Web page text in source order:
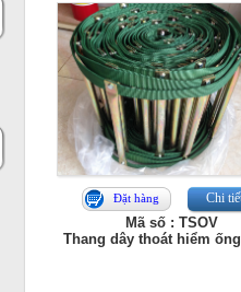
Đặt hàng Chi
Mã số : TSOV
Thang dây thoát hiểm